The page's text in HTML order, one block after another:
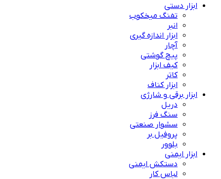
ابزار دستی
تفنگ میخکوب
انبر
ابزار اندازه گیری
آچار
پیچ گوشتی
کیف ابزار
کاتر
ابزار کناف
ابزار برقی و شارژی
دریل
سنگ فرز
سشوار صنعتی
پروفیل بر
بلوور
ابزار ایمنی
دستکش ایمنی
لباس کار